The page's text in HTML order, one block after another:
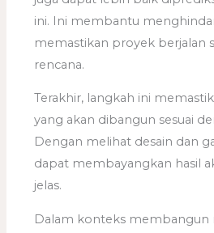
ini. Ini membantu
memastikan proyek berjalan
rencana.
Terakhir, langkah ini
yang akan dibangun sesuai
Dengan melihat desain dan
dapat membayangkan hasil
jelas.
Dalam konteks membangun